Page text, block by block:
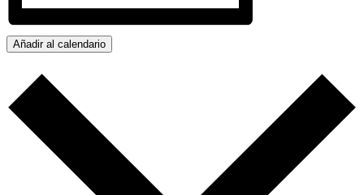
Añadir al calendario